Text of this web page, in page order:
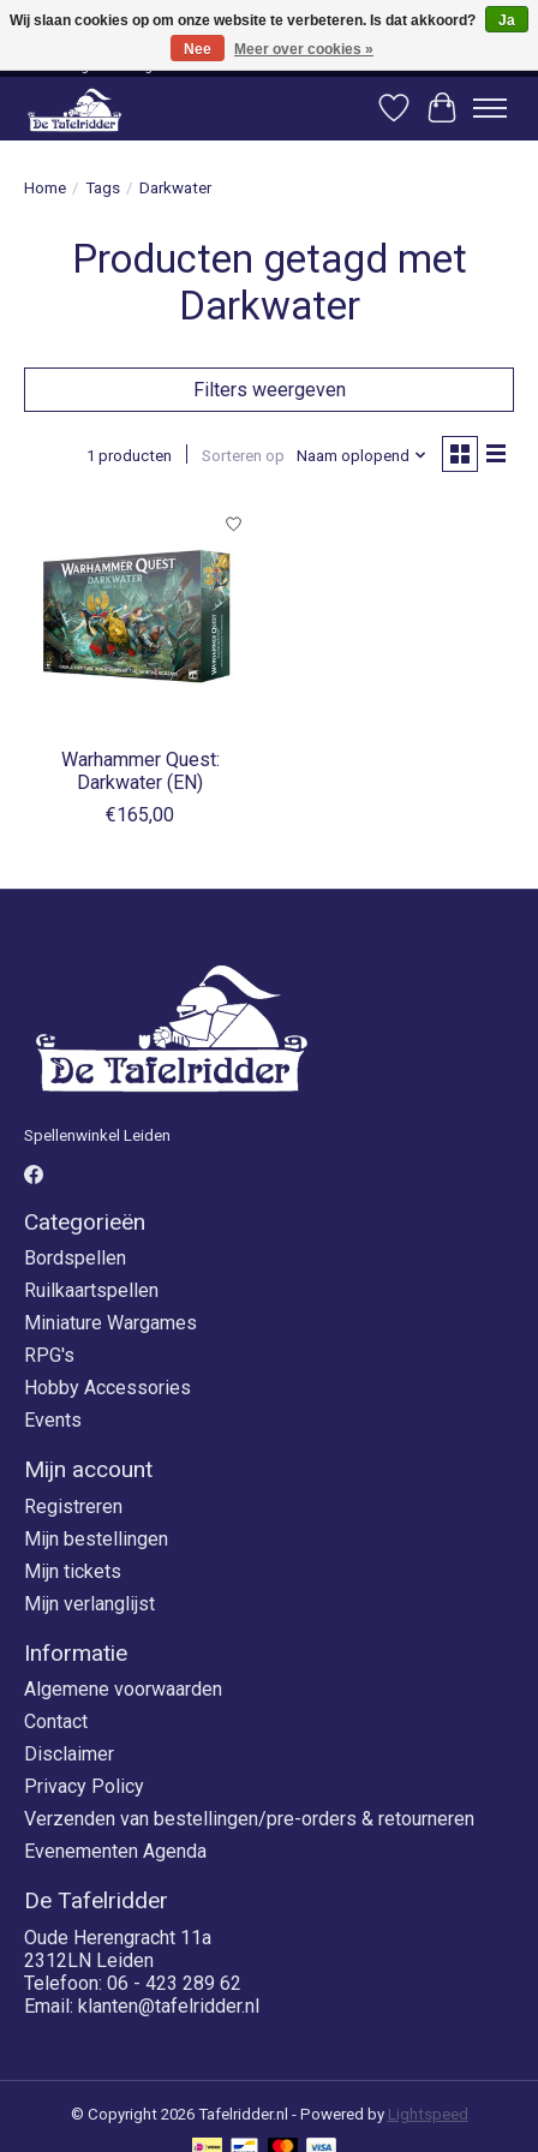
Vanaf 80 euro gratis verzending binnen Nederland! Vanaf 100 euro gratis
verzending naar België en Duitsland!
Verlanglijst
Home / Tags / Darkwater
Producten getagd met
Darkwater
Filters weergeven
1 producten Sorteren op Naam oplopend
Warhammer Quest:
Darkwater (EN)
€165,00
Spellenwinkel Leiden
Categorieën
Bordspellen
Ruilkaartspellen
Miniature Wargames
RPG's
Hobby Accessories
Events
Mijn account
Registreren
Mijn bestellingen
Mijn tickets
Mijn verlanglijst
Informatie
Algemene voorwaarden
Contact
Disclaimer
Privacy Policy
Verzenden van bestellingen/pre-orders & retourneren
Evenementen Agenda
De Tafelridder
Oude Herengracht 11a
2312LN Leiden
Telefoon: 06 - 423 289 62
Email: klanten@tafelridder.nl
© Copyright 2026 Tafelridder.nl - Powered by Lightspeed
Wij slaan cookies op om onze website te verbeteren. Is dat akkoord?
Ja
Nee
Meer over cookies »